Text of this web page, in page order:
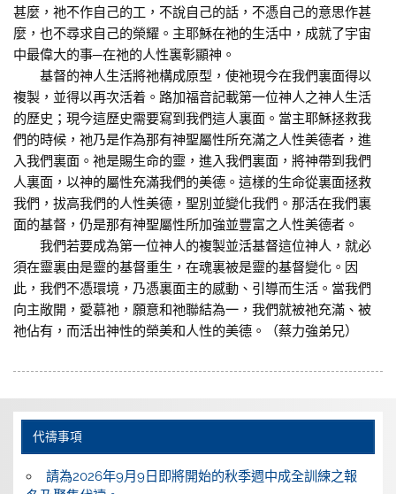
甚麼，祂不作自己的工，不說自己的話，不憑自己的意思作甚
麼，也不尋求自己的榮耀。主耶穌在祂的生活中，成就了宇宙
中最偉大的事─在祂的人性裏彰顯神。
基督的神人生活將祂構成原型，使祂現今在我們裏面得以
複製，並得以再次活着。路加福音記載第一位神人之神人生活
的歷史；現今這歷史需要寫到我們這人裏面。當主耶穌拯救我
們的時候，祂乃是作為那有神聖屬性所充滿之人性美德者，進
入我們裏面。祂是賜生命的靈，進入我們裏面，將神帶到我們
人裏面，以神的屬性充滿我們的美德。這樣的生命從裏面拯救
我們，拔高我們的人性美德，聖別並變化我們。那活在我們裏
面的基督，仍是那有神聖屬性所加強並豐富之人性美德者。
我們若要成為第一位神人的複製並活基督這位神人，就必
須在靈裏由是靈的基督重生，在魂裏被是靈的基督變化。因
此，我們不憑環境，乃憑裏面主的感動、引導而生活。當我們
向主敞開，愛慕祂，願意和祂聯結為一，我們就被祂充滿、被
祂佔有，而活出神性的榮美和人性的美德。（蔡力強弟兄）
代禱事項
請為2026年9月9日即將開始的秋季週中成全訓練之報